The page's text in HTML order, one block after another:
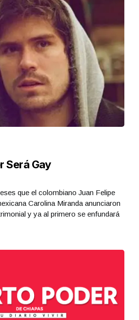
Será Gay
que el colombiano Juan Felipe
Carolina Miranda anunciaron
y ya al primero se enfundará